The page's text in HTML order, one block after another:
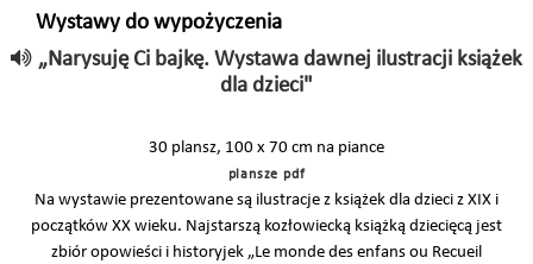
Wystawy do wypożyczenia
„Narysuję Ci bajkę. Wystawa dawnej ilustracji książek
dla dzieci"
30 plansz, 100 x 70 cm na piance
plansze pdf
Na wystawie prezentowane są ilustracje z książek dla dzieci z XIX i
początków XX wieku. Najstarszą kozłowiecką książką dziecięcą jest
zbiór opowieści i historyjek „Le monde des enfans ou Recueil